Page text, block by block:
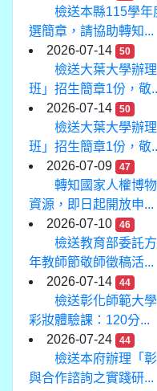
檢送本縣115學
選簡章，請協助轉知...
2026-07-14
50
檢送大葉大學辦
班」招生簡章1份，敬
2026-07-14
50
檢送大葉大學辦
班」招生簡章1份，敬
2026-07-09
47
轉知國家人權博
資源，即日起開放申...
2026-07-10
46
檢送教育部委託
年教師節敬師徵稿活...
2026-07-14
44
檢送彰化師範大
彩妝體驗課：120分...
2026-07-24
44
檢送本府辦理「
與合作諮詢之實踐研...